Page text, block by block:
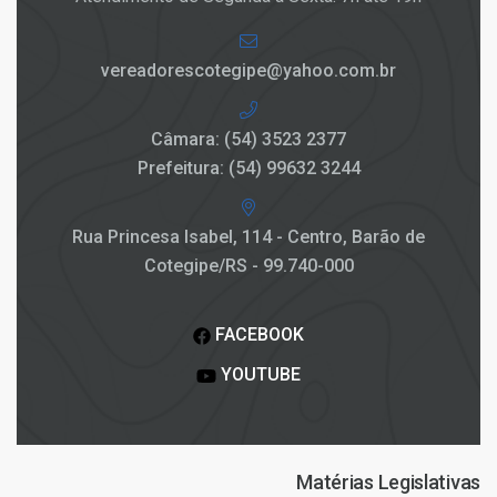
vereadorescotegipe@yahoo.com.br
Câmara: (54) 3523 2377
Prefeitura: (54) 99632 3244
Rua Princesa Isabel, 114 - Centro, Barão de
Cotegipe/RS - 99.740-000
FACEBOOK
YOUTUBE
Matérias Legislativas